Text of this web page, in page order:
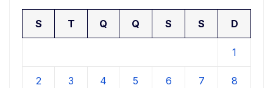
S T Q Q S S D
1
2 3 4 5 6 7 8